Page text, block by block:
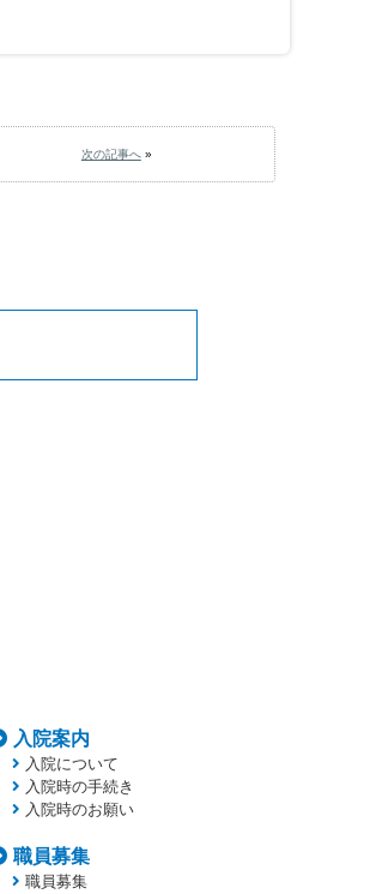
次の記事へ»
入院案内
入院について
入院時の手続き
入院時のお願い
職員募集
職員募集